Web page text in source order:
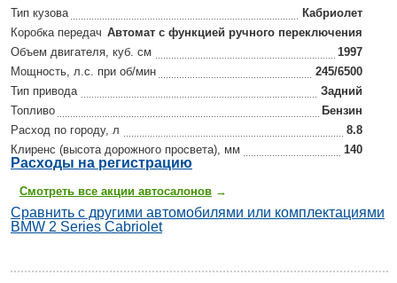
Тип кузова
Кабриолет
Коробка передач Автомат с функцией ручного переключения
Объем двигателя, куб. см
1997
Мощность, л.с. при об/мин
245/6500
Тип привода
Задний
Топливо
Бензин
Расход по городу, л
8.8
Клиренс (высота дорожного просвета), мм
140
Расходы на регистрацию
Смотреть все акции автосалонов →
Сравнить с другими автомобилями или комплектациями
BMW 2 Series Cabriolet